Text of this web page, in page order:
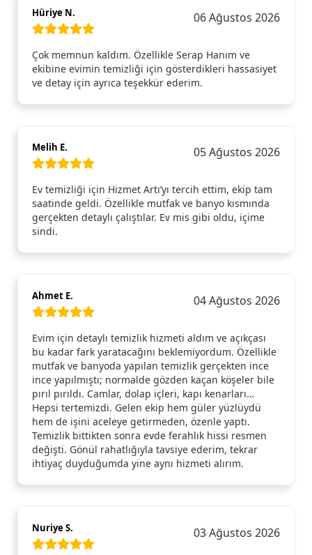
Hüriye N. 06 Ağustos 2026
Çok memnun kaldım. Özellikle Serap Hanım ve
ekibine evimin temizliği için gösterdikleri hassasiyet
ve detay için ayrıca teşekkür ederim.
Melih E. 05 Ağustos 2026
Ev temizliği için Hizmet Artı’yı tercih ettim, ekip tam
saatinde geldi. Özellikle mutfak ve banyo kısmında
gerçekten detaylı çalıştılar. Ev mis gibi oldu, içime
sindi.
Ahmet E. 04 Ağustos 2026
Evim için detaylı temizlik hizmeti aldım ve açıkçası
bu kadar fark yaratacağını beklemiyordum. Özellikle
mutfak ve banyoda yapılan temizlik gerçekten ince
ince yapılmıştı; normalde gözden kaçan köşeler bile
pırıl pırıldı. Camlar, dolap içleri, kapı kenarları…
Hepsi tertemizdi. Gelen ekip hem güler yüzlüydü
hem de işini aceleye getirmeden, özenle yaptı.
Temizlik bittikten sonra evde ferahlık hissi resmen
değişti. Gönül rahatlığıyla tavsiye ederim, tekrar
ihtiyaç duyduğumda yine aynı hizmeti alırım.
Nuriye S. 03 Ağustos 2026